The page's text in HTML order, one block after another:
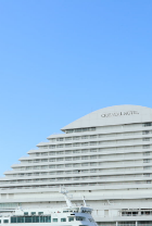
ナカゴヤ